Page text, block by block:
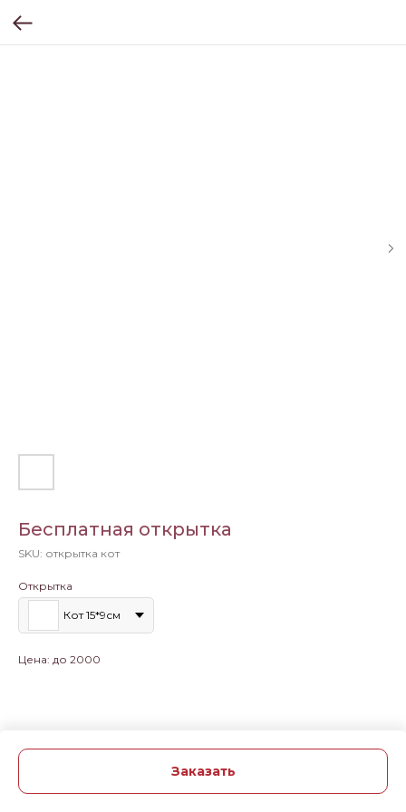
Бесплатная открытка
SKU: открытка кот
Открытка
Кот 15*9см
Заказать
Цена: до 2000